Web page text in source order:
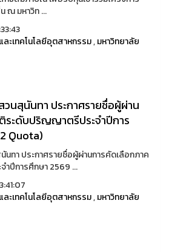
ณ มหาวิท ...
ะเทคโนโลยีอุตสาหกรรม,มหาวิทยาลัย
นสุนันทา ประกาศรายชื่อผู้ผ่าน
ระดับปริญญาตรีประจำปีการ
Quota)
ทา ประกาศรายชื่อผู้ผ่านการคัดเลือกภาค
ปีการศึกษา 2569 ...
ะเทคโนโลยีอุตสาหกรรม,มหาวิทยาลัย